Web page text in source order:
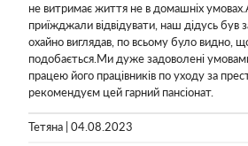
не витримає життя не в домашніх
приїжджали відвідувати, наш дідусь був
охайно виглядав, по всьому було видно,
подобається.Ми дуже задоволені
працею його працівників по уходу за
рекомендуєм цей гарний пансіонат.
Тетяна | 04.08.2023